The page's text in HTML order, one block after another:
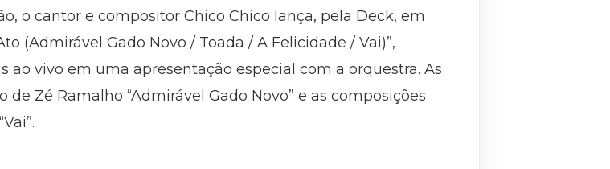
o cantor e compositor Chico Chico lança, pela Deck, em
(Admirável Gado Novo / Toada / A Felicidade / Vai)”,
ao vivo em uma apresentação especial com a orquestra. As
Zé Ramalho “Admirável Gado Novo” e as composições